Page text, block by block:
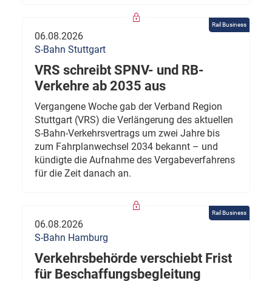
Rail Business
06.08.2026
S-Bahn Stuttgart
VRS schreibt SPNV- und RB-
Verkehre ab 2035 aus
Vergangene Woche gab der Verband Region
Stuttgart (VRS) die Verlängerung des aktuellen
S-Bahn-Verkehrsvertrags um zwei Jahre bis
zum Fahrplanwechsel 2034 bekannt – und
kündigte die Aufnahme des Vergabeverfahrens
für die Zeit danach an.
Rail Business
06.08.2026
S-Bahn Hamburg
Verkehrsbehörde verschiebt Frist
für Beschaffungsbegleitung